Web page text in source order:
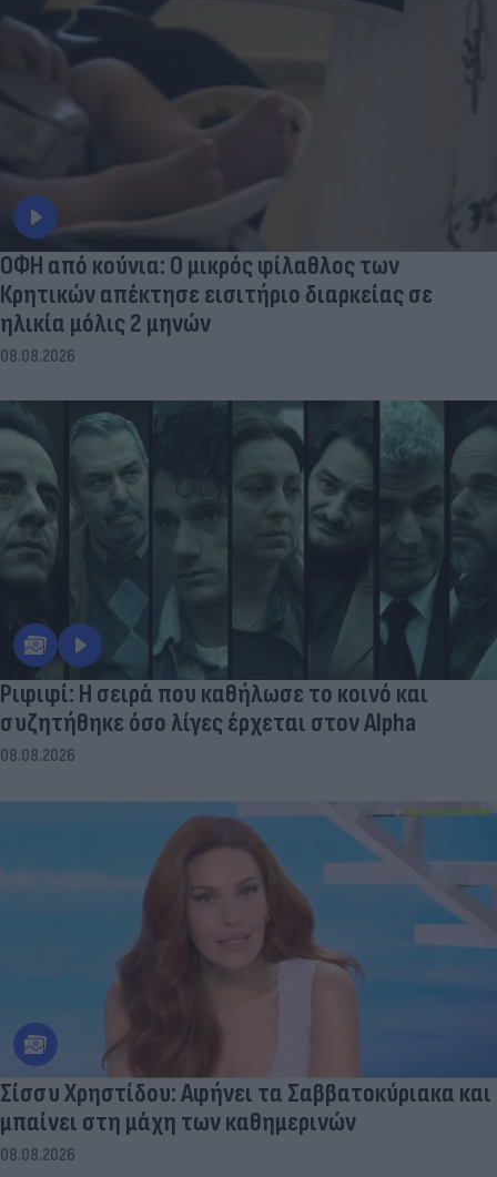
ΟΦΗ από κούνια: Ο μικρός φίλαθλος των
Κρητικών απέκτησε εισιτήριο διαρκείας σε
ηλικία μόλις 2 μηνών
08.08.2026
Ριφιφί: Η σειρά που καθήλωσε το κοινό και
συζητήθηκε όσο λίγες έρχεται στον Alpha
08.08.2026
Σίσσυ Χρηστίδου: Αφήνει τα Σαββατοκύριακα και
μπαίνει στη μάχη των καθημερινών
08.08.2026